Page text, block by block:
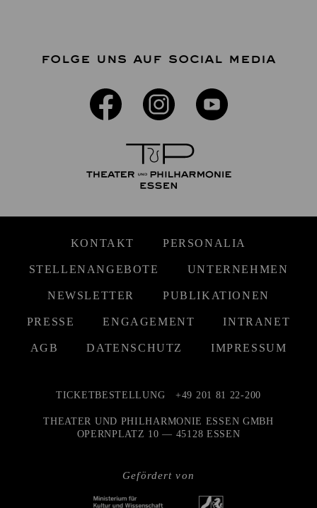
FOLGE UNS AUF SOCIAL MEDIA
KONTAKT PERSONALIA
STELLENANGEBOTE UNTERNEHMEN
NEWSLETTER PUBLIKATIONEN
PRESSE ENGAGEMENT INTRANET
AGB DATENSCHUTZ IMPRESSUM
Gefördert von
TICKETBESTELLUNG +49 201 81 22-200
THEATER UND PHILHARMONIE ESSEN GMBH
OPERNPLATZ 10 — 45128 ESSEN